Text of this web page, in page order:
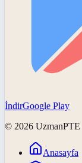
İndirGoogle Play
© 2026 UzmanPTE
Anasayfa